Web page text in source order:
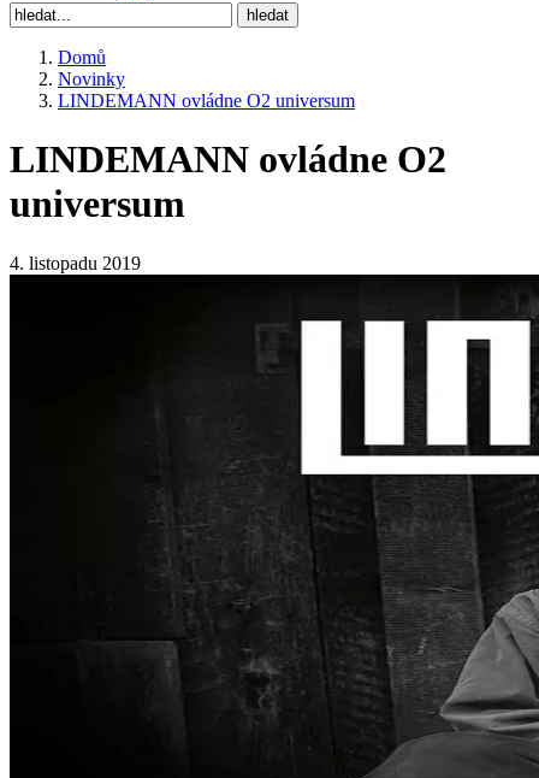
Domů
Novinky
LINDEMANN ovládne O2 universum
LINDEMANN ovládne O2
universum
4. listopadu 2019